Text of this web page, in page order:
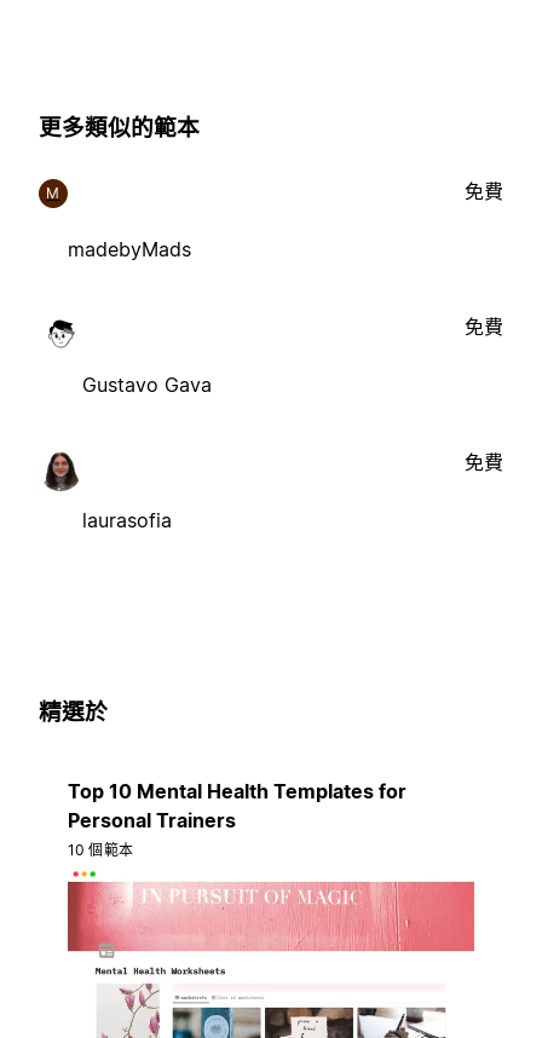
更多類似的範本
M
madebyMads
免費
Gustavo Gava
免費
laurasofia
免費
精選於
Top 10 Mental Health Templates for
Personal Trainers
10 個範本